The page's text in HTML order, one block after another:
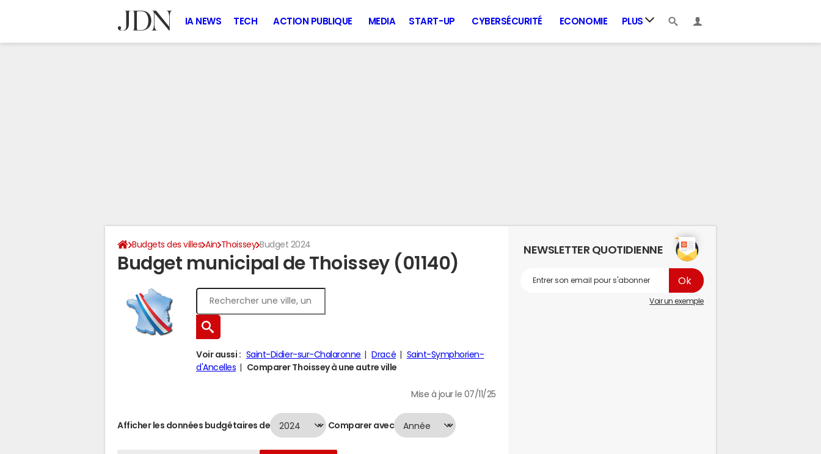
IA NEWS TECH ACTION PUBLIQUE MEDIA START-UP CYBERSÉCURITÉ ECONOMIE PLUS
Budgets des villes Ain Thoissey Budget 2024
Budget municipal de Thoissey (01140)
Voir aussi : Saint-Didier-sur-Chalaronne Dracé
Saint-Symphorien-
d'Ancelles
Comparer Thoissey à une autre ville
Mise à jour le 07/11/25
Afficher les données budgétaires de Comparer avec
NEWSLETTER QUOTIDIENNE
Voir un exemple